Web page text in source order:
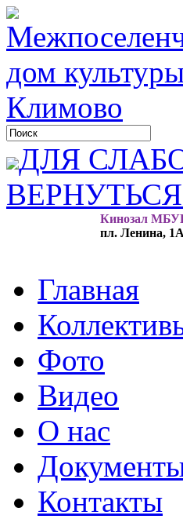
ДЛЯ
Кинозал
пл. Ленина, 1А
Главная
Фото
Видео
О нас
Контакты